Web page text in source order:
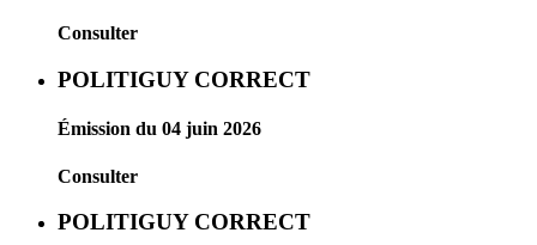
Consulter
POLITIGUY CORRECT
Émission du 04 juin 2026
Consulter
POLITIGUY CORRECT